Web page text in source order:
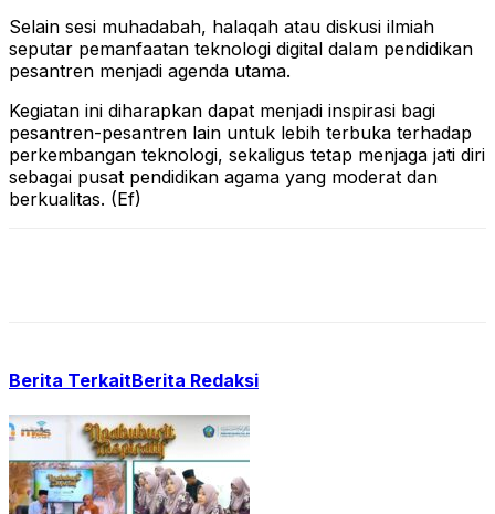
Selain sesi muhadabah, halaqah atau diskusi ilmiah
seputar pemanfaatan teknologi digital dalam pendidikan
pesantren menjadi agenda utama.
Kegiatan ini diharapkan dapat menjadi inspirasi bagi
pesantren-pesantren lain untuk lebih terbuka terhadap
perkembangan teknologi, sekaligus tetap menjaga jati diri
sebagai pusat pendidikan agama yang moderat dan
berkualitas. (Ef)
Berita TerkaitBerita Redaksi